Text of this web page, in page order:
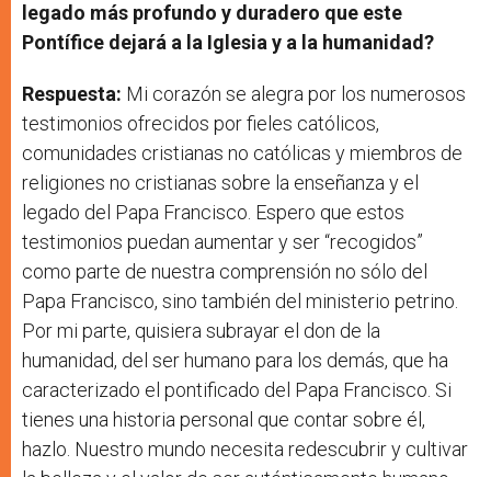
legado más profundo y duradero que este
Pontífice dejará a la Iglesia y a la humanidad?
Respuesta: Mi corazón se alegra por los numerosos
testimonios ofrecidos por fieles católicos,
comunidades cristianas no católicas y miembros de
religiones no cristianas sobre la enseñanza y el
legado del Papa Francisco. Espero que estos
testimonios puedan aumentar y ser “recogidos”
como parte de nuestra comprensión no sólo del
Papa Francisco, sino también del ministerio petrino.
Por mi parte, quisiera subrayar el don de la
humanidad, del ser humano para los demás, que ha
caracterizado el pontificado del Papa Francisco. Si
tienes una historia personal que contar sobre él,
hazlo. Nuestro mundo necesita redescubrir y cultivar